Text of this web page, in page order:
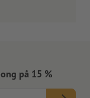
på 15 %